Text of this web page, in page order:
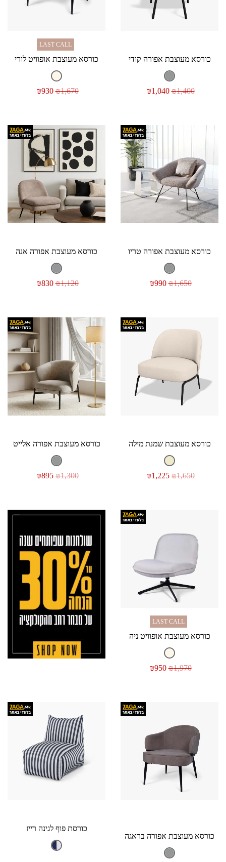
כורסא מעוצבת אפורה קודי
₪1,400
₪1,040
LAST CALL
כורסא מעוצבת אופוויט לורי
₪1,670
₪930
כורסא מעוצבת אפורה טריו
₪1,650
₪990
כורסא מעוצבת אפורה אנה
₪1,120
₪830
כורסא מעוצבת שמנת מילה
₪1,650
₪1,225
כורסא מעוצבת אפורה אלייט
₪1,300
₪895
LAST CALL
כורסא מעוצבת אופוויט ניה
₪1,970
₪950
כורסא מעוצבת אפורה בראגה
כורסת פוף לגינה רייז